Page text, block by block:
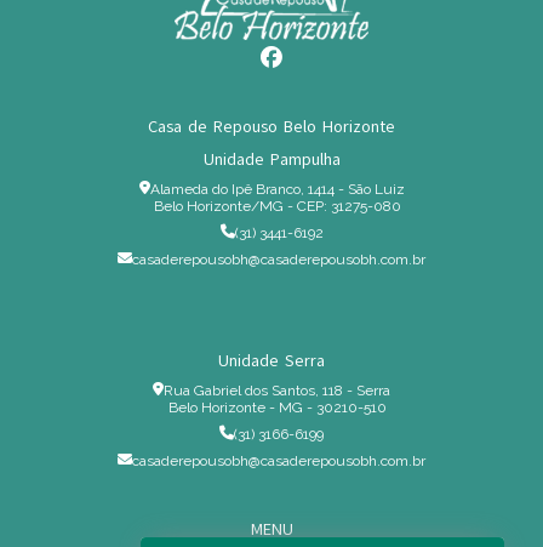
Casa de Repouso Belo Horizonte
Unidade Pampulha
Alameda do Ipê Branco, 1414 - São Luiz
Belo Horizonte/MG - CEP: 31275-080
(31) 3441-6192
casaderepousobh@casaderepousobh.com.br
Unidade Serra
Rua Gabriel dos Santos, 118 - Serra
Belo Horizonte - MG - 30210-510
(31) 3166-6199
casaderepousobh@casaderepousobh.com.br
MENU